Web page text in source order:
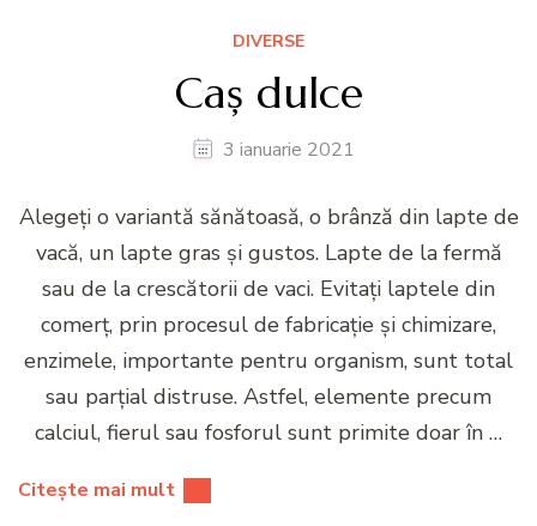
DIVERSE
Caș dulce
3 ianuarie 2021
Alegeți o variantă sănătoasă, o brânză din lapte de
vacă, un lapte gras și gustos. Lapte de la fermă
sau de la crescătorii de vaci. Evitați laptele din
comerț, prin procesul de fabricație și chimizare,
enzimele, importante pentru organism, sunt total
sau parțial distruse. Astfel, elemente precum
calciul, fierul sau fosforul sunt primite doar în …
Citește mai mult